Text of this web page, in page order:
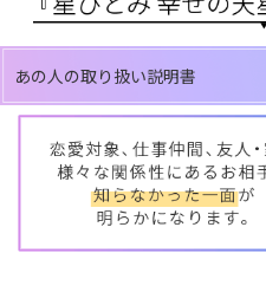
あの人の取り扱い説明書